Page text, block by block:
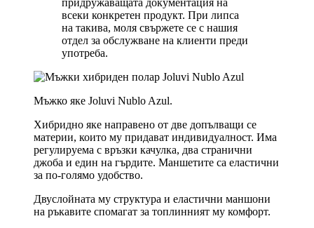
всеки конкретен продукт. При липса
на такива, моля свържете се с нашия
отдел за обслужване на клиенти преди
употреба.
Мъжко яке Joluvi Nublo Azul.
Хибридно яке направено от две допълващи се
материи, които му придават индивидуалност. Има
регулируема с връзки качулка, два странични
джоба и един на гърдите. Маншетите са еластични
за по-голямо удобство.
Двуслойната му структура и еластични маншони
на ръкавите спомагат за топлинният му комфорт.